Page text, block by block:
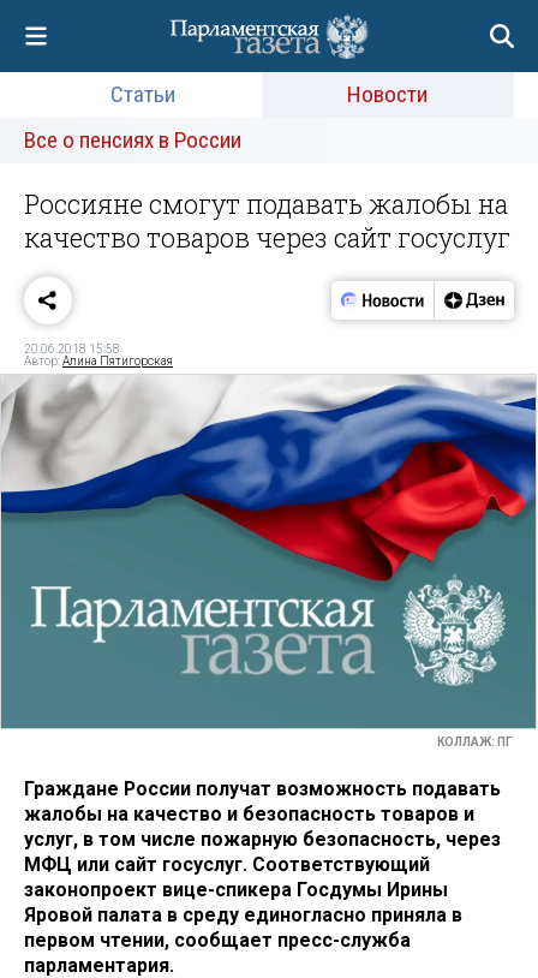
Статьи
Новости
Все о пенсиях в России
Россияне смогут подавать жалобы на
качество товаров через сайт госуслуг
20.06.2018 15:58
Автор:Алина Пятигорская
КОЛЛАЖ: ПГ
Граждане России получат возможность подавать
жалобы на качество и безопасность товаров и
услуг, в том числе пожарную безопасность, через
МФЦ или сайт госуслуг. Соответствующий
законопроект вице-спикера Госдумы Ирины
Яровой палата в среду единогласно приняла в
первом чтении, сообщает пресс-служба
парламентария.